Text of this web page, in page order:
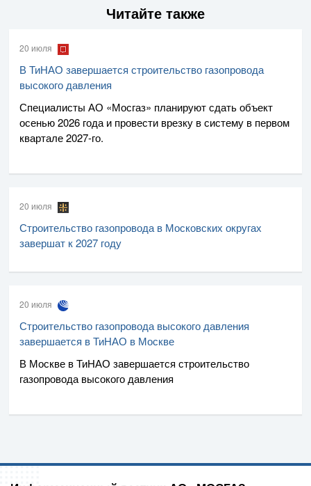
Читайте также
20 июля
В ТиНАО завершается строительство газопровода
высокого давления
Специалисты АО «Мосгаз» планируют сдать объект
осенью 2026 года и провести врезку в систему в первом
квартале2027-го.
20 июля
Строительство газопровода в Московских округах
завершат к 2027 году
20 июля
Строительство газопровода высокого давления
завершается в ТиНАО в Москве
В Москве в ТиНАО завершается строительство
газопровода высокого давления